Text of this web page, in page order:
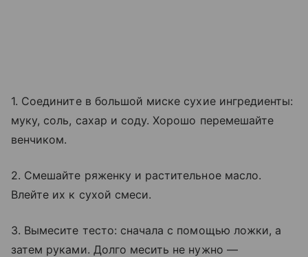
1. Соедините в большой миске сухие ингредиенты:
муку, соль, сахар и соду. Хорошо перемешайте
венчиком.
2. Смешайте ряженку и растительное масло.
Влейте их к сухой смеси.
3. Вымесите тесто: сначала с помощью ложки, а
затем руками. Долго месить не нужно —